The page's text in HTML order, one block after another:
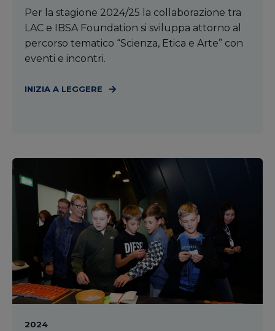
Per la stagione 2024/25 la collaborazione tra
LAC e IBSA Foundation si sviluppa attorno al
percorso tematico “Scienza, Etica e Arte” con
eventi e incontri.
INIZIA A LEGGERE
2024